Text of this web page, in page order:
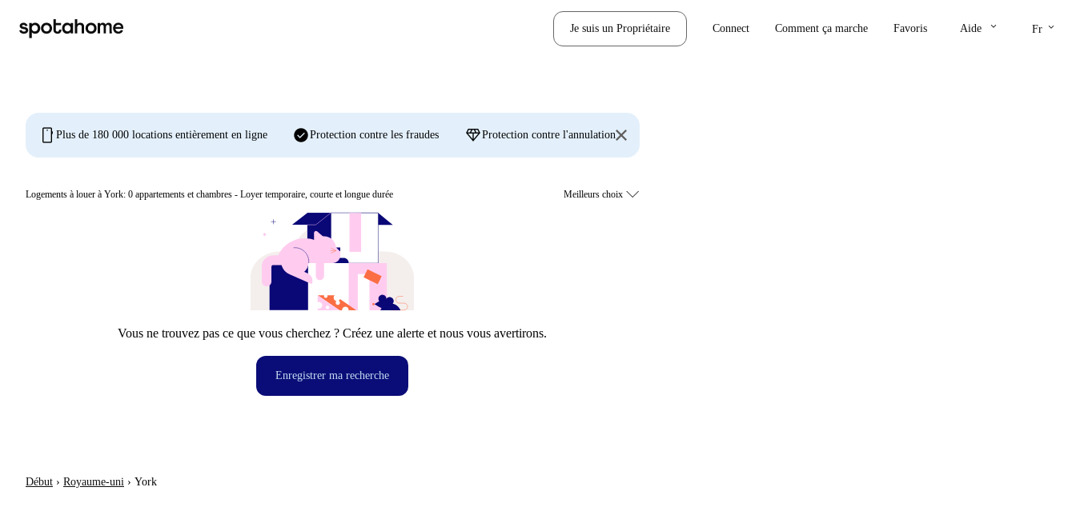
Je suis un Propriétaire Connect Comment ça marche Favoris Aide keyboard_arrow_down Fr keyboard_arrow_down
mobile Plus de 180 000 locations entièrement en ligne check_circleProtection contre les fraudes diamondProtection contre l'annulation
Logements à louer à York: 0 appartements et chambres - Loyer temporaire, courte et longue durée
Vous ne trouvez pas ce que vous cherchez ? Créez une alerte et nous vous avertirons.
Enregistrer ma recherche
Début › Royaume-uni › York